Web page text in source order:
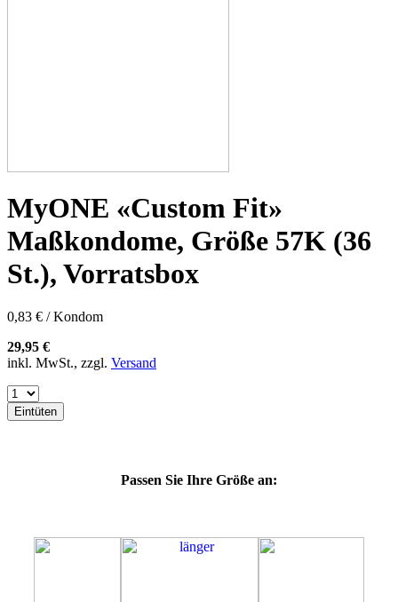
57G
57H
60E
60F
60G
60H
60K
60L
64E
64F
64L
64M
MyONE «Custom Fit»
Maßkondome, Größe 57K (36
St.), Vorratsbox
0,83 € / Kondom
29,95 €
inkl. MwSt., zzgl. Versand
Eintüten
Passen Sie Ihre Größe an: